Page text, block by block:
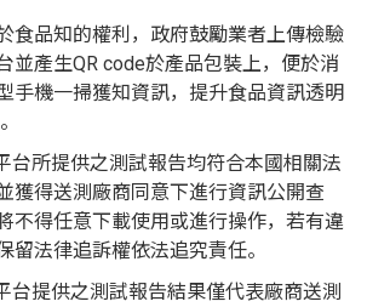
食品知的權利，政府鼓勵業者上傳檢驗
並產生QR code於產品包裝上，便於消
手機一掃獲知資訊，提升食品資訊透明
。
台所提供之測試報告均符合本國相關法
獲得送測廠商同意下進行資訊公開查
不得任意下載使用或進行操作，若有違
留法律追訴權依法追究責任。
台提供之測試報告結果僅代表廠商送測